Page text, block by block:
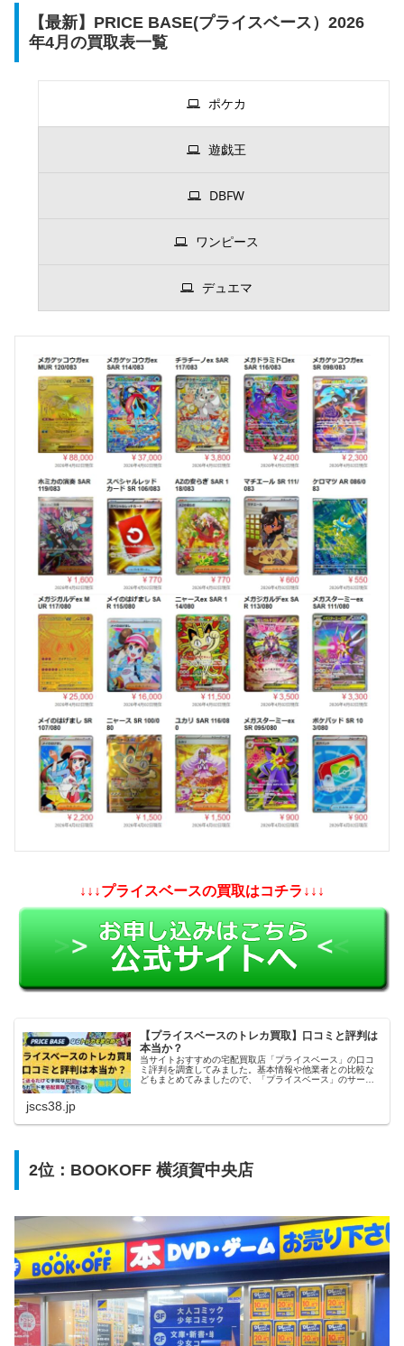
【最新】PRICE BASE(プライスベース）2026
年4月の買取表一覧
ポケカ
遊戯王
DBFW
ワンピース
デュエマ
↓↓↓プライスベースの買取はコチラ↓↓↓
【プライスベースのトレカ買取】口コミと評判は
本当か？
当サイトおすすめの宅配買取店「プライスベース」の口コ
ミ評判を調査してみました。基本情報や他業者との比較な
どもまとめてみましたので、「プライスベース」のサービ
jscs38.jp
2位：BOOKOFF 横須賀中央店